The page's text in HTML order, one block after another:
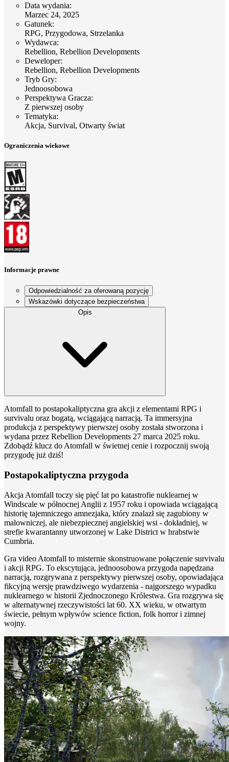
Data wydania:
Marzec 24, 2025
Gatunek:
RPG, Przygodowa, Strzelanka
Wydawca:
Rebellion, Rebellion Developments
Deweloper:
Rebellion, Rebellion Developments
Tryb Gry:
Jednoosobowa
Perspektywa Gracza:
Z pierwszej osoby
Tematyka:
Akcja, Survival, Otwarty świat
Ograniczenia wiekowe
Informacje prawne
Odpowiedzialność za oferowaną pozycję
Wskazówki dotyczące bezpieczeństwa
Opis
Atomfall to postapokaliptyczna gra akcji z elementami RPG i
survivalu oraz bogatą, wciągającą narracją. Ta immersyjna
produkcja z perspektywy pierwszej osoby została stworzona i
wydana przez Rebellion Developments 27 marca 2025 roku.
Zdobądź klucz do Atomfall w świetnej cenie i rozpocznij swoją
przygodę już dziś!
Postapokaliptyczna przygoda
Akcja Atomfall toczy się pięć lat po katastrofie nuklearnej w
Windscale w północnej Anglii z 1957 roku i opowiada wciągającą
historię tajemniczego amnezjaka, który znalazł się zagubiony w
malowniczej, ale niebezpiecznej angielskiej wsi - dokładniej, w
strefie kwarantanny utworzonej w Lake District w hrabstwie
Cumbria.
Gra video Atomfall to misternie skonstruowane połączenie survivalu
i akcji RPG. To ekscytująca, jednoosobowa przygoda napędzana
narracją, rozgrywana z perspektywy pierwszej osoby, opowiadająca
fikcyjną wersję prawdziwego wydarzenia - najgorszego wypadku
nuklearnego w historii Zjednoczonego Królestwa. Gra rozgrywa się
w alternatywnej rzeczywistości lat 60. XX wieku, w otwartym
świecie, pełnym wpływów science fiction, folk horror i zimnej
wojny.